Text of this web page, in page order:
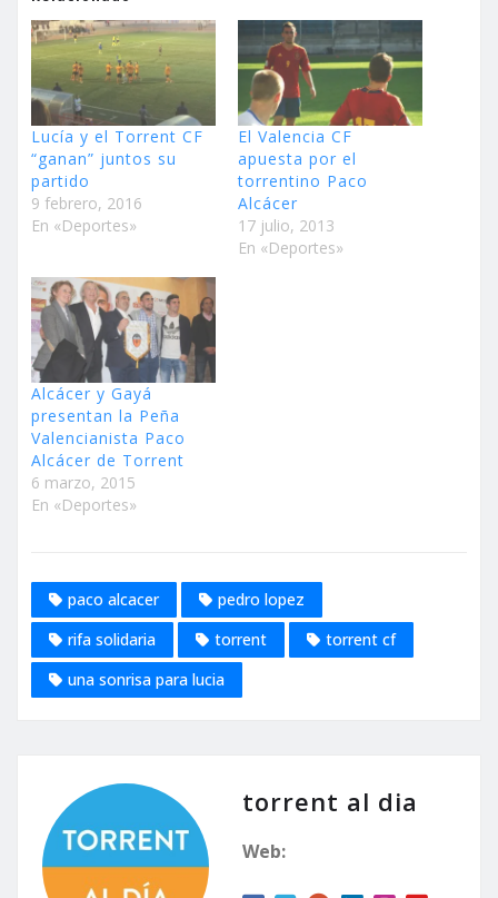
Lucía y el Torrent CF
“ganan” juntos su
partido
9 febrero, 2016
En «Deportes»
El Valencia CF
apuesta por el
torrentino Paco
Alcácer
17 julio, 2013
En «Deportes»
Alcácer y Gayá
presentan la Peña
Valencianista Paco
Alcácer de Torrent
6 marzo, 2015
En «Deportes»
paco alcacer
pedro lopez
rifa solidaria
torrent
torrent cf
una sonrisa para lucia
torrent al dia
Web: